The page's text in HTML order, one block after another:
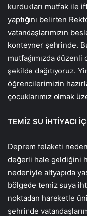
kurdukları mutfak ile
yaptığını belirten
vatandaşlarımızın
konteyner şehrinde.
mutfağımızda düzenli
şekilde dağıtıyoruz.
öğrencilerimizin
çocuklarımız olmak
TEMİZ SU İHTİYACI
Deprem felaketi
değerli hale geldiğini
nedeniyle altyapıda
bölgede temiz suya
noktadan hareketle
şehrinde